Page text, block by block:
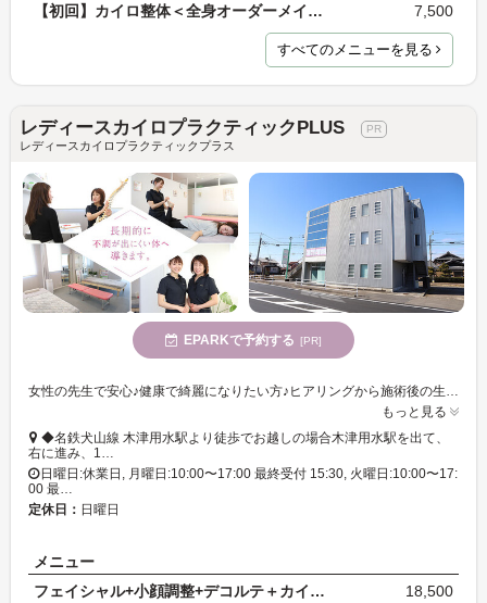
【初回】カイロ整体＜全身オーダーメイド施術＞ 60分
7,500
すべてのメニューを見る
レディースカイロプラクティックPLUS
レディースカイロプラクティックプラス
EPARKで予約する [PR]
女性の先生で安心♪健康で綺麗になりたい方♪ヒアリングから施術後の生活習慣においてのアドバイスまでサポートします♪その場しのぎの楽さではなく不調を繰り返しにくいお身体に導きます★
もっと見る
◆名鉄犬山線 木津用水駅より徒歩でお越しの場合木津用水駅を出て、
右に進み、1…
日曜日:休業日, 月曜日:10:00〜17:00 最終受付 15:30, 火曜日:10:00〜17:
00 最…
定休日： 日曜日
メニュー
フェイシャル+小顔調整+デコルテ＋カイロプラクティ…
18,500